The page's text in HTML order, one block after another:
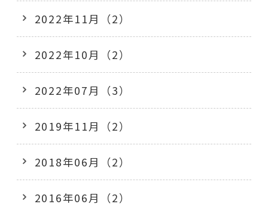
2022年11月（2）
2022年10月（2）
2022年07月（3）
2019年11月（2）
2018年06月（2）
2016年06月（2）